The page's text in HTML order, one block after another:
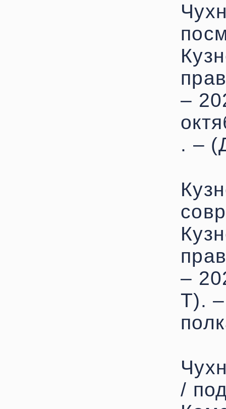
–
. –
–
Т).
/